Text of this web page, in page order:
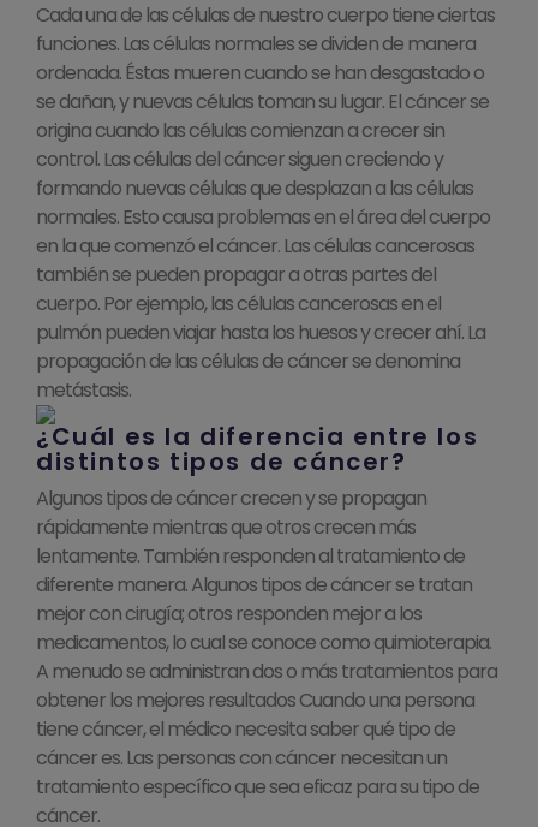
Cada una de las células de nuestro cuerpo tiene ciertas
funciones. Las células normales se dividen de manera
ordenada. Éstas mueren cuando se han desgastado o
se dañan, y nuevas células toman su lugar. El cáncer se
origina cuando las células comienzan a crecer sin
control. Las células del cáncer siguen creciendo y
formando nuevas células que desplazan a las células
normales. Esto causa problemas en el área del cuerpo
en la que comenzó el cáncer. Las células cancerosas
también se pueden propagar a otras partes del
cuerpo. Por ejemplo, las células cancerosas en el
pulmón pueden viajar hasta los huesos y crecer ahí. La
propagación de las células de cáncer se denomina
metástasis.
¿Cuál es la diferencia entre los
distintos tipos de cáncer?
Algunos tipos de cáncer crecen y se propagan
rápidamente mientras que otros crecen más
lentamente. También responden al tratamiento de
diferente manera. Algunos tipos de cáncer se tratan
mejor con cirugía; otros responden mejor a los
medicamentos, lo cual se conoce como quimioterapia.
A menudo se administran dos o más tratamientos para
obtener los mejores resultados Cuando una persona
tiene cáncer, el médico necesita saber qué tipo de
cáncer es. Las personas con cáncer necesitan un
tratamiento específico que sea eficaz para su tipo de
cáncer.